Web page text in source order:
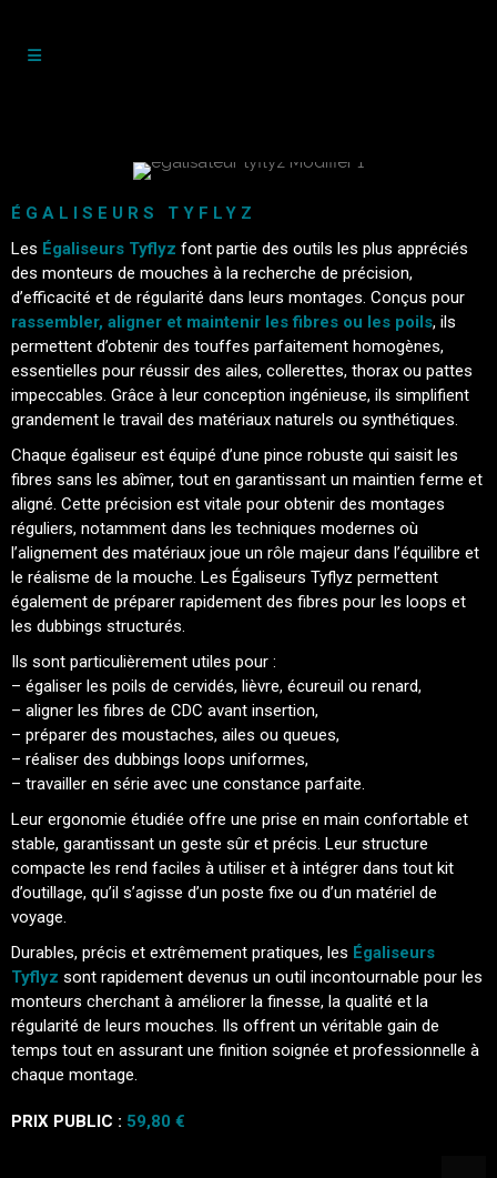
ÉGALISEURS TYFLYZ
Les Égaliseurs Tyflyz font partie des outils les plus appréciés
des monteurs de mouches à la recherche de précision,
d’efficacité et de régularité dans leurs montages. Conçus pour
rassembler, aligner et maintenir les fibres ou les poils, ils
permettent d’obtenir des touffes parfaitement homogènes,
essentielles pour réussir des ailes, collerettes, thorax ou pattes
impeccables. Grâce à leur conception ingénieuse, ils simplifient
grandement le travail des matériaux naturels ou synthétiques.
Chaque égaliseur est équipé d’une pince robuste qui saisit les
fibres sans les abîmer, tout en garantissant un maintien ferme et
aligné. Cette précision est vitale pour obtenir des montages
réguliers, notamment dans les techniques modernes où
l’alignement des matériaux joue un rôle majeur dans l’équilibre et
le réalisme de la mouche. Les Égaliseurs Tyflyz permettent
également de préparer rapidement des fibres pour les loops et
les dubbings structurés.
Ils sont particulièrement utiles pour :
– égaliser les poils de cervidés, lièvre, écureuil ou renard,
– aligner les fibres de CDC avant insertion,
– préparer des moustaches, ailes ou queues,
– réaliser des dubbings loops uniformes,
– travailler en série avec une constance parfaite.
Leur ergonomie étudiée offre une prise en main confortable et
stable, garantissant un geste sûr et précis. Leur structure
compacte les rend faciles à utiliser et à intégrer dans tout kit
d’outillage, qu’il s’agisse d’un poste fixe ou d’un matériel de
voyage.
Durables, précis et extrêmement pratiques, les Égaliseurs
Tyflyz sont rapidement devenus un outil incontournable pour les
monteurs cherchant à améliorer la finesse, la qualité et la
régularité de leurs mouches. Ils offrent un véritable gain de
temps tout en assurant une finition soignée et professionnelle à
chaque montage.
PRIX PUBLIC : 59,80 €